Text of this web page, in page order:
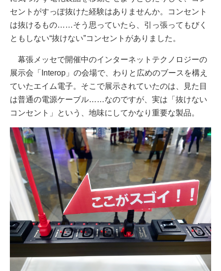
セントがすっぽ抜けた経験はありませんか。コンセント
は抜けるもの……そう思っていたら、引っ張ってもびく
ともしない“抜けない”コンセントがありました。
幕張メッセで開催中のインターネットテクノロジーの
展示会「Interop」の会場で、わりと広めのブースを構え
ていたエイム電子。そこで展示されていたのは、見た目
は普通の電源ケーブル……なのですが、実は「抜けない
コンセント」という、地味にしてかなり重要な製品。